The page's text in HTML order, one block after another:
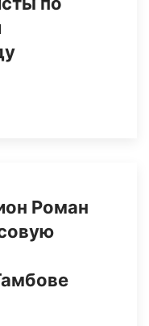
Роман